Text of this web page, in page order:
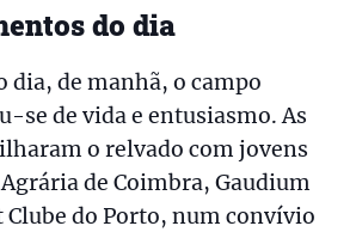
do dia
dia, de manhã, o campo
se de vida e entusiasmo. As
o relvado com jovens
Agrária de Coimbra, Gaudium
Clube do Porto, num convívio